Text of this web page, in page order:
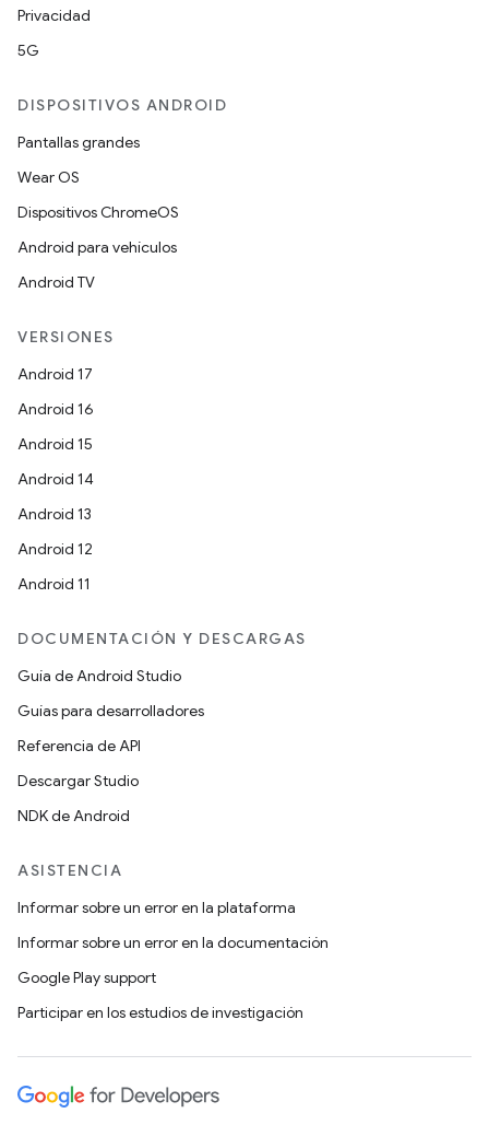
Privacidad
5G
DISPOSITIVOS ANDROID
Pantallas grandes
Wear OS
Dispositivos ChromeOS
Android para vehículos
Android TV
VERSIONES
Android 17
Android 16
Android 15
Android 14
Android 13
Android 12
Android 11
DOCUMENTACIÓN Y DESCARGAS
Guía de Android Studio
Guías para desarrolladores
Referencia de API
Descargar Studio
NDK de Android
ASISTENCIA
Informar sobre un error en la plataforma
Informar sobre un error en la documentación
Google Play support
Participar en los estudios de investigación